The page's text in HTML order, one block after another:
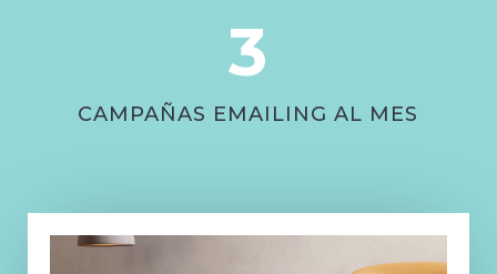
3
CAMPAÑAS EMAILING AL MES